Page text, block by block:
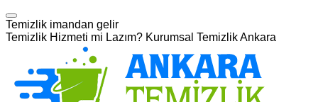
Temizlik imandan gelir
Temizlik Hizmeti mi Lazım? Kurumsal Temizlik Ankara